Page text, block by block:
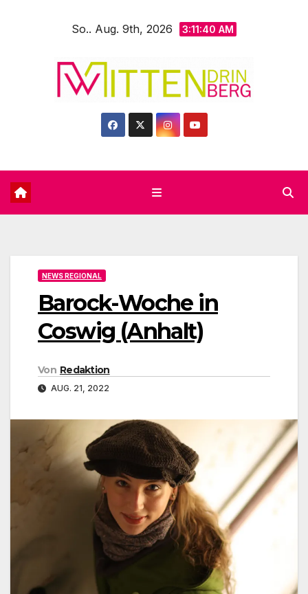
So.. Aug. 9th, 2026 3:11:41 AM
NEWS REGIONAL
Barock-Woche in
Coswig (Anhalt)
Von Redaktion
AUG. 21, 2022